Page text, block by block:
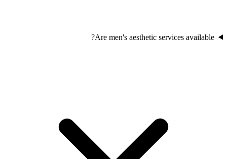
Are men's aesthetic services available?